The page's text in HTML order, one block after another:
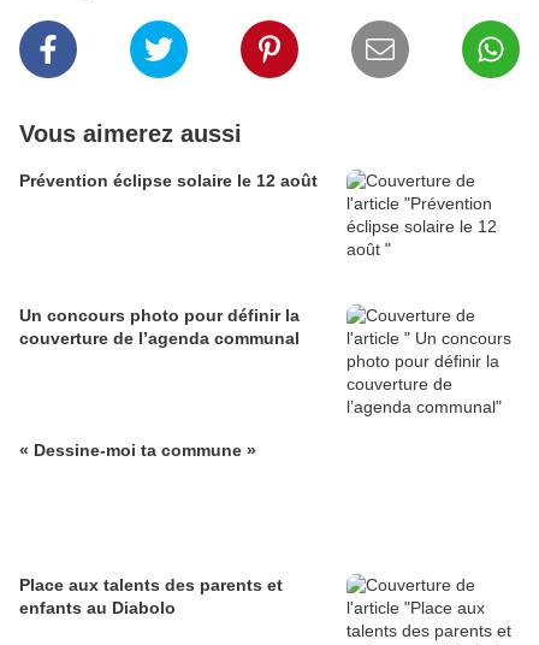
Vous aimerez aussi
Prévention éclipse solaire le 12 août
Un concours photo pour définir la
couverture de l’agenda communal
« Dessine-moi ta commune »
Place aux talents des parents et
enfants au Diabolo